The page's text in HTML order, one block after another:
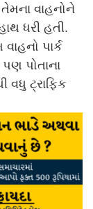
વાહનોને
ધરી હતી.
પાર્ક
પોતાના
ટ્રાફિક